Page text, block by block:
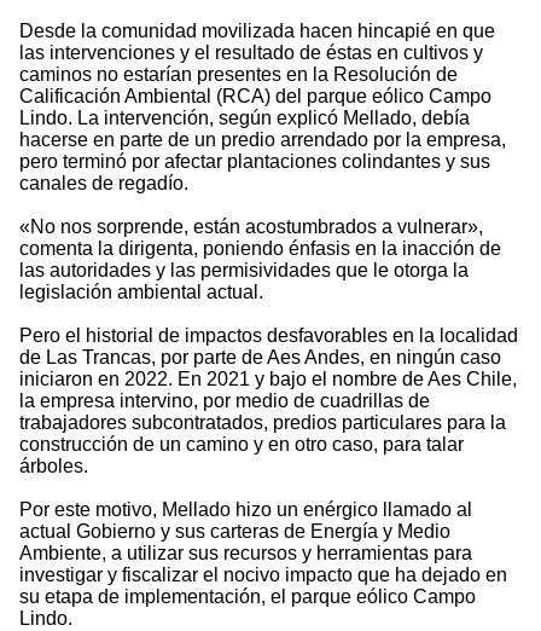
Desde la comunidad movilizada hacen hincapié en que
las intervenciones y el resultado de éstas en cultivos y
caminos no estarían presentes en la Resolución de
Calificación Ambiental (RCA) del parque eólico Campo
Lindo. La intervención, según explicó Mellado, debía
hacerse en parte de un predio arrendado por la empresa,
pero terminó por afectar plantaciones colindantes y sus
canales de regadío.
«No nos sorprende, están acostumbrados a vulnerar»,
comenta la dirigenta, poniendo énfasis en la inacción de
las autoridades y las permisividades que le otorga la
legislación ambiental actual.
Pero el historial de impactos desfavorables en la localidad
de Las Trancas, por parte de Aes Andes, en ningún caso
iniciaron en 2022. En 2021 y bajo el nombre de Aes Chile,
la empresa intervino, por medio de cuadrillas de
trabajadores subcontratados, predios particulares para la
construcción de un camino y en otro caso, para talar
árboles.
Por este motivo, Mellado hizo un enérgico llamado al
actual Gobierno y sus carteras de Energía y Medio
Ambiente, a utilizar sus recursos y herramientas para
investigar y fiscalizar el nocivo impacto que ha dejado en
su etapa de implementación, el parque eólico Campo
Lindo.